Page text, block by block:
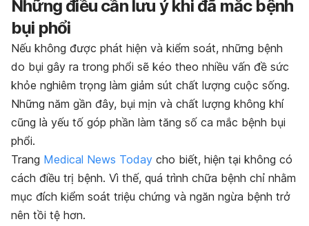
Những điều cần lưu ý khi đã mắc bệnh
bụi phổi
Nếu không được phát hiện và kiểm soát, những bệnh
do bụi gây ra trong phổi sẽ kéo theo nhiều vấn đề sức
khỏe nghiêm trọng làm giảm sút chất lượng cuộc sống.
Những năm gần đây, bụi mịn và chất lượng không khí
cũng là yếu tố góp phần làm tăng số ca mắc bệnh bụi
phổi.
Trang Medical News Today cho biết, hiện tại không có
cách điều trị bệnh. Vì thế, quá trình chữa bệnh chỉ nhằm
mục đích kiểm soát triệu chứng và ngăn ngừa bệnh trở
nên tồi tệ hơn.